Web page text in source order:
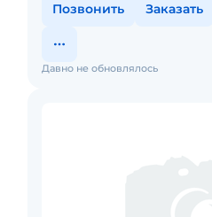
Позвонить Заказать
Давно не обновлялось